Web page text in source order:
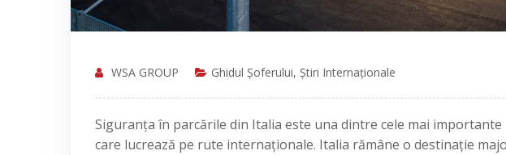
WSA GROUP Ghidul Șoferului, Știri Internaționale
Siguranța în parcările din Italia este una dintre cele mai
care lucrează pe rute internaționale. Italia rămâne o destinație